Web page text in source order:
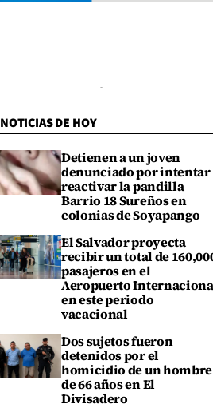
NOTICIAS DE HOY
Detienen a un joven
denunciado por intentar
reactivar la pandilla
Barrio 18 Sureños en
colonias de Soyapango
El Salvador proyecta
recibir un total de
pasajeros en el
Aeropuerto
en este periodo
vacacional
Dos sujetos fueron
detenidos por el
homicidio de un hombre
de 66 años en El
Divisadero